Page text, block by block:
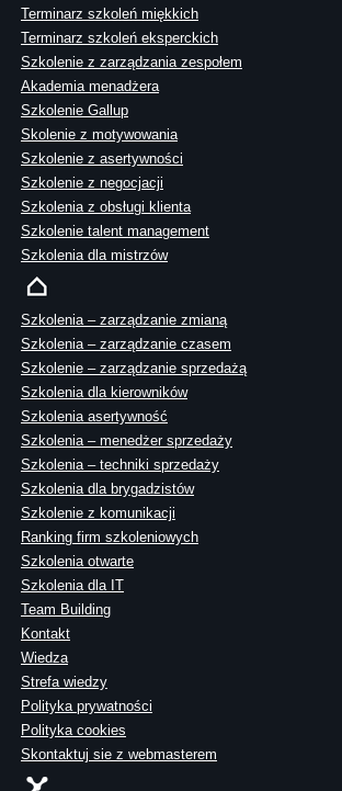
Terminarz szkoleń miękkich
Terminarz szkoleń eksperckich
Szkolenie z zarządzania zespołem
Akademia menadżera
Szkolenie Gallup
Skolenie z motywowania
Szkolenie z asertywności
Szkolenie z negocjacji
Szkolenia z obsługi klienta
Szkolenie talent management
Szkolenia dla mistrzów
Szkolenia – zarządzanie zmianą
Szkolenia – zarządzanie czasem
Szkolenie – zarządzanie sprzedażą
Szkolenia dla kierowników
Szkolenia asertywność
Szkolenia – menedżer sprzedaży
Szkolenia – techniki sprzedaży
Szkolenia dla brygadzistów
Szkolenie z komunikacji
Ranking firm szkoleniowych
Szkolenia otwarte
Szkolenia dla IT
Team Building
Kontakt
Wiedza
Strefa wiedzy
Polityka prywatności
Polityka cookies
Skontaktuj sie z webmasterem